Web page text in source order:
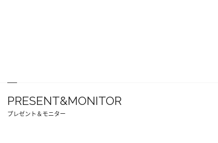
PRESENT&MONITOR
プレゼント＆モニター